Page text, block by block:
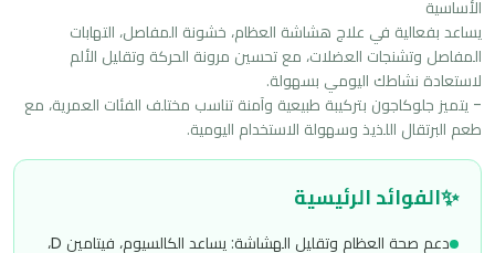
طعم البرتقال اللذيذ وسهولة الاستخدام اليومية.
✨الفوائد الرئيسية
دعم صحة العظام وتقليل الهشاشة: يساعد الكالسيوم، فيتامين D،